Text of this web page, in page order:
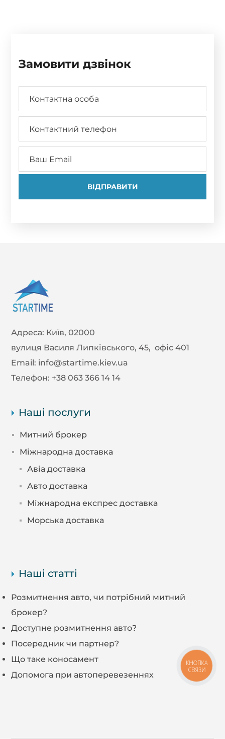
Замовити дзвінок
Адреса: Київ, 02000
вулиця Василя Липківського, 45, офіс 401
Email: info@startime.kiev.ua
Телефон: +38 063 366 14 14
Наші послуги
Митний брокер
Міжнародна доставка
Авіа доставка
Авто доставка
Міжнародна експрес доставка
Морська доставка
Наші статті
Розмитнення авто, чи потрібний митний
брокер?
Доступне розмитнення авто?
Посередник чи партнер?
Що таке коносамент
Допомога при автоперевезеннях
КНОПКА
СВЯЗИ